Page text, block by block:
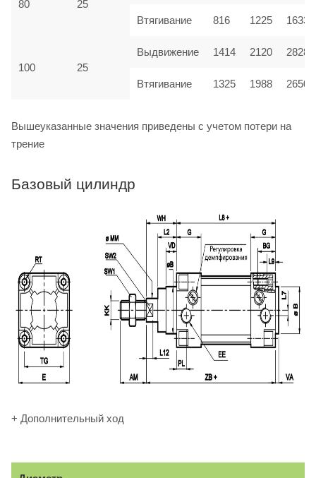
80
25
Втягивание
816 1225 1633
100 25
Выдвижение 1414 2120 2828
Втягивание 1325 1988 2650
Вышеуказанные значения приведены с учетом потери на
трение
Базовый цилиндр
+ Дополнительный ход